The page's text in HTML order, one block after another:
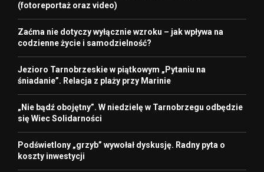
(fotoreportaż oraz video)
Zaćma nie dotyczy wyłącznie wzroku – jak wpływa na
codzienne życie i samodzielność?
Jezioro Tarnobrzeskie w piątkowym „Pytaniu na
śniadanie”. Relacja z plaży przy Marinie
„Nie bądź obojętny”. W niedzielę w Tarnobrzegu odbędzie
się Wiec Solidarności
Podświetlony „grzyb” wywołał dyskusję. Radny pyta o
koszty inwestycji